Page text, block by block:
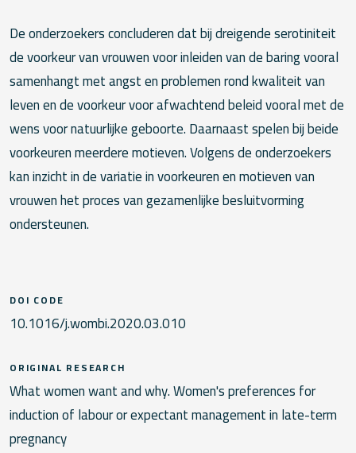
De onderzoekers concluderen dat bij dreigende serotiniteit
de voorkeur van vrouwen voor inleiden van de baring vooral
samenhangt met angst en problemen rond kwaliteit van
leven en de voorkeur voor afwachtend beleid vooral met de
wens voor natuurlijke geboorte. Daarnaast spelen bij beide
voorkeuren meerdere motieven. Volgens de onderzoekers
kan inzicht in de variatie in voorkeuren en motieven van
vrouwen het proces van gezamenlijke besluitvorming
ondersteunen.
DOI CODE
10.1016/j.wombi.2020.03.010
ORIGINAL RESEARCH
What women want and why. Women's preferences for
induction of labour or expectant management in late-term
pregnancy